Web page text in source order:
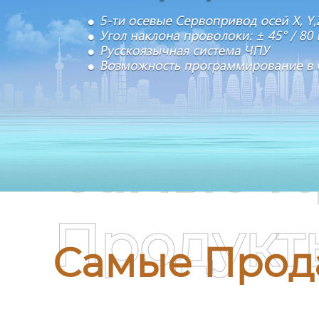
Самые
Самые